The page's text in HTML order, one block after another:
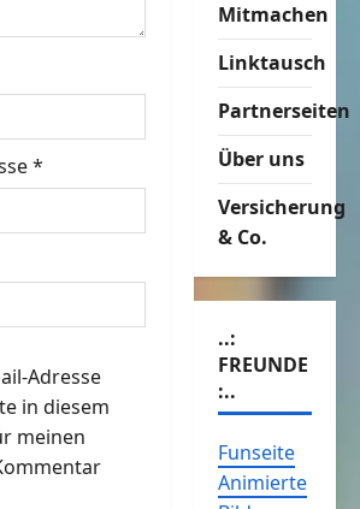
*
Adresse
in diesem
meinen
Mitmachen
Linktausch
Partnerseiten
Über uns
Versicherung
& Co.
..:
FREUNDE
:..
Funseite
Animierte